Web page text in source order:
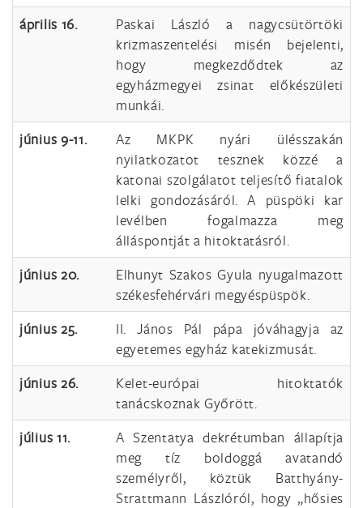
április 16.
Paskai László a nagycsütörtöki
krizmaszentelési misén bejelenti,
hogy megkezdődtek az
egyházmegyei zsinat előkészületi
munkái.
június 9-11.
Az MKPK nyári ülésszakán
nyilatkozatot tesznek közzé a
katonai szolgálatot teljesítő fiatalok
lelki gondozásáról. A püspöki kar
levélben fogalmazza meg
álláspontját a hitoktatásról.
június 20.
Elhunyt Szakos Gyula nyugalmazott
székesfehérvári megyéspüspök.
június 25.
II. János Pál pápa jóváhagyja az
egyetemes egyház katekizmusát.
június 26.
Kelet-európai hitoktatók
tanácskoznak Győrött.
július 11.
A Szentatya dekrétumban állapítja
meg tíz boldoggá avatandó
személyről, köztük Batthyány-
Strattmann Lászlóról, hogy „hősies